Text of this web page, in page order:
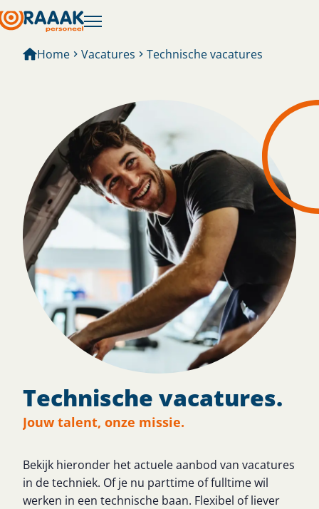
Home Vacatures Technische vacatures
Technische vacatures.
Jouw talent, onze missie.
Bekijk hieronder het actuele aanbod van vacatures
in de techniek. Of je nu parttime of fulltime wil
werken in een technische baan. Flexibel of liever